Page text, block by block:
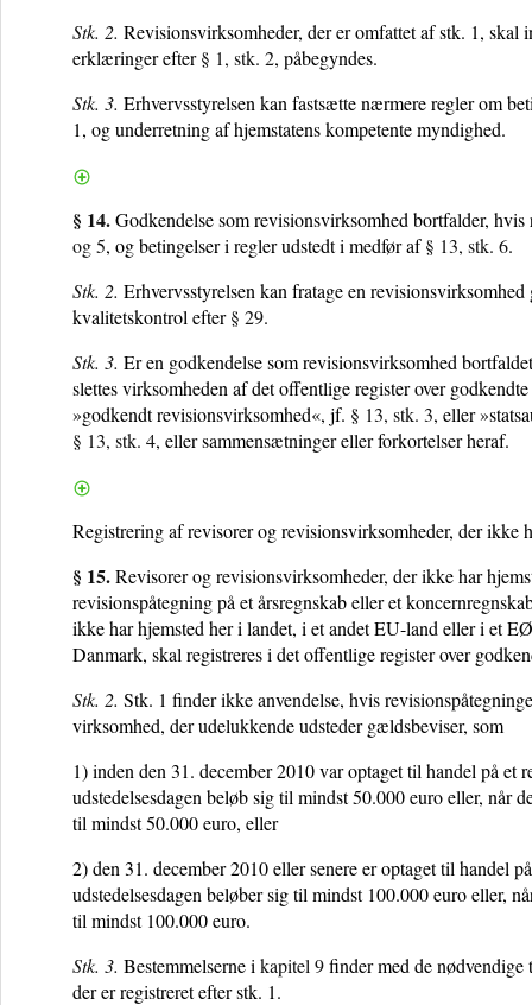
Stk. 2. Revisionsvirksomheder, der er omfattet af stk. 1, skal
erklæringer efter§ 1, stk. 2, påbegyndes.
Stk. 3. Erhvervsstyrelsen kan fastsætte nærmere regler om
1, og underretning af hjemstatens kompetente myndighed.
§ 14.Godkendelse som revisionsvirksomhed bortfalder,
og 5, og betingelser i regler udstedt i medfør af§ 13, stk. 6.
Stk. 2. Erhvervsstyrelsen kan fratage en
kvalitetskontrol efter§ 29.
Stk. 3. Er en godkendelse som revisionsvirksomhed
slettes virksomheden af det offentlige register over
»godkendt revisionsvirksomhed«, jf. § 13, stk. 3, eller
§ 13, stk. 4, eller sammensætninger eller forkortelser heraf.
Registrering af revisorer og revisionsvirksomheder, der
§ 15.Revisorer og revisionsvirksomheder, der ikke har
revisionspåtegning på et årsregnskab eller et
ikke har hjemsted her i landet, i et andet EU-land eller i et
Danmark, skal registreres i det offentlige register over
Stk. 2. Stk. 1 finder ikke anvendelse, hvis
virksomhed, der udelukkende udsteder gældsbeviser, som
1) inden den 31. december 2010 var optaget til handel på
udstedelsesdagen beløb sig til mindst 50.000 euro eller, når
til mindst 50.000 euro, eller
2) den 31. december 2010 eller senere er optaget til handel
udstedelsesdagen beløber sig til mindst 100.000 euro eller,
til mindst 100.000 euro.
Stk. 3. Bestemmelserne i kapitel 9finder med de nødvendige
der er registreret efter stk. 1.